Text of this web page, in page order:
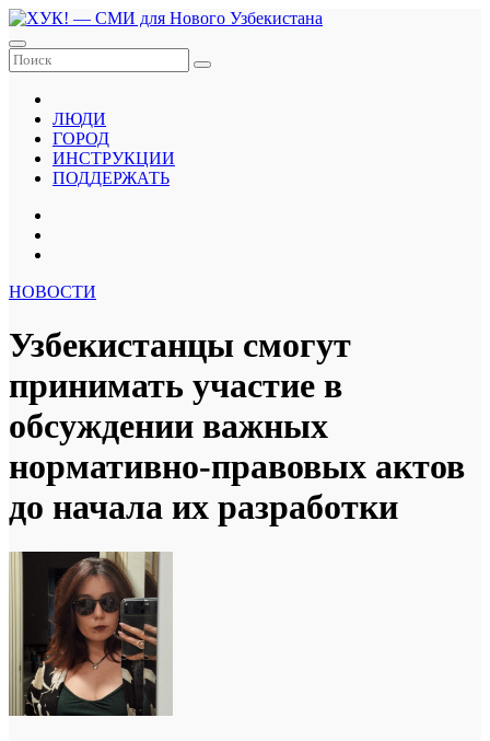
Перейти
к
содержанию
ЛЮДИ
ГОРОД
ИНСТРУКЦИИ
ПОДДЕРЖАТЬ
НОВОСТИ
Узбекистанцы смогут
принимать участие в
обсуждении важных
нормативно-правовых актов
до начала их разработки